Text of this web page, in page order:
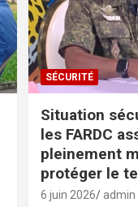
SÉCURITÉ
Situation
les FARDC
pleinement
protéger le
6 juin 2026 admin